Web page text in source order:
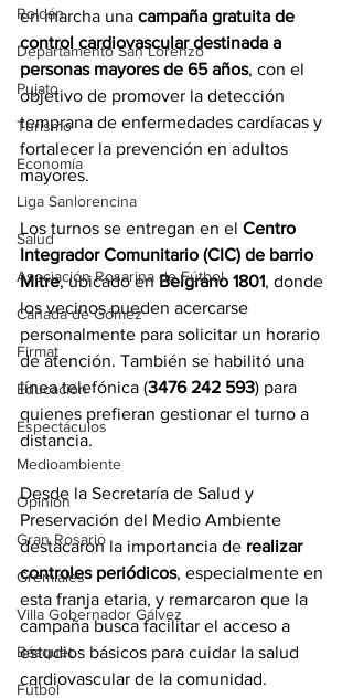
Roldán
Departamento San Lorenzo
Pujato
Turismo
Economía
Liga Sanlorencina
Salud
Asociación Rosarina de Fútbol
Cañada de Gómez
Firmat
Educación
Espectáculos
Medioambiente
Opinión
Gran Rosario
Gremiales
Villa Gobernador Gálvez
Básquet
Fútbol
en marcha una campaña gratuita de
control cardiovascular destinada a
personas mayores de 65 años, con el
objetivo de promover la detección
temprana de enfermedades cardíacas y
fortalecer la prevención en adultos
mayores.
Los turnos se entregan en el Centro
Integrador Comunitario (CIC) de barrio
Mitre, ubicado en Belgrano 1801, donde
los vecinos pueden acercarse
personalmente para solicitar un horario
de atención. También se habilitó una
línea telefónica (3476 242 593) para
quienes prefieran gestionar el turno a
distancia.
Desde la Secretaría de Salud y
Preservación del Medio Ambiente
destacaron la importancia de realizar
controles periódicos, especialmente en
esta franja etaria, y remarcaron que la
campaña busca facilitar el acceso a
estudios básicos para cuidar la salud
cardiovascular de la comunidad.